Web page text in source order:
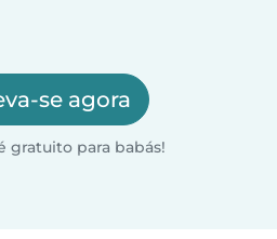
se agora
gratuito para babás!